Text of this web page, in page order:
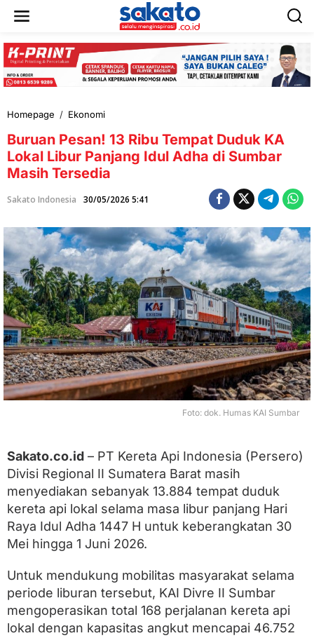
a
k
Homepage / Ekonomi
u
a
n
e
a
!
1
3
R
i
b
u
T
e
m
p
a
u
k
K
A
L
o
k
a
b
u
P
Buruan Pesan! 13 Ribu Tempat Duduk KA
Lokal Libur Panjang Idul Adha di Sumbar
Masih Tersedia
Sakato Indonesia 30/05/2026 5:41
Foto: dok. Humas KAI Sumbar
Sakato.co.id – PT Kereta Api Indonesia (Persero)
Divisi Regional II Sumatera Barat masih
menyediakan sebanyak 13.884 tempat duduk
kereta api lokal selama masa libur panjang Hari
Raya Idul Adha 1447 H untuk keberangkatan 30
Mei hingga 1 Juni 2026.
Untuk mendukung mobilitas masyarakat selama
periode liburan tersebut, KAI Divre II Sumbar
mengoperasikan total 168 perjalanan kereta api
lokal dengan kapasitas angkut mencapai 46.752